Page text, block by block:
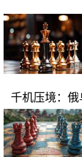
千机压境：